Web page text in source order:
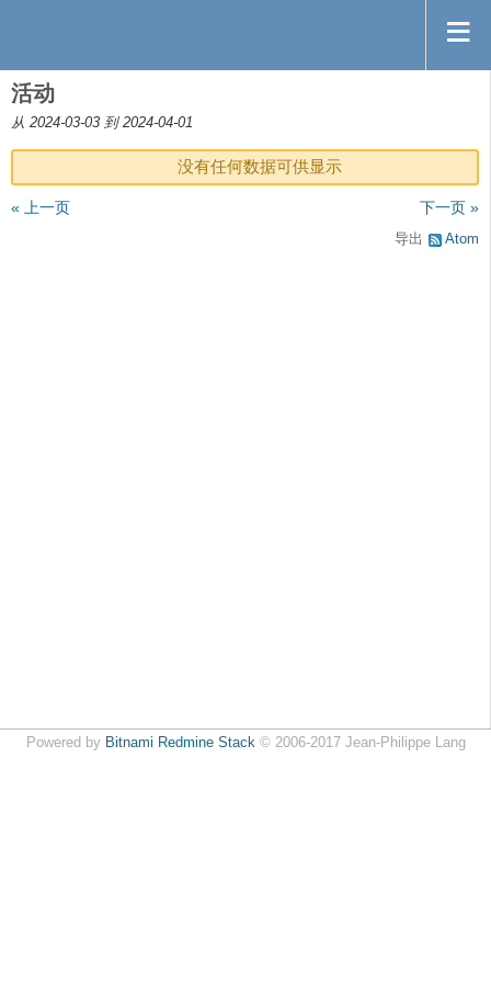
活动
从 2024-03-03 到 2024-04-01
没有任何数据可供显示
« 上一页 下一页 »
导出 Atom
Powered by Bitnami Redmine Stack© 2006-2017 Jean-Philippe Lang